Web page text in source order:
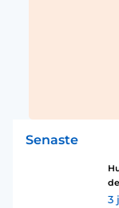
Senaste
3